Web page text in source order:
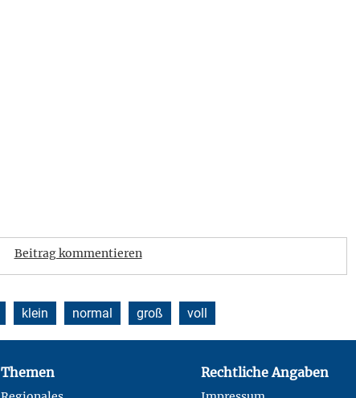
Beitrag kommentieren
klein normal groß voll
Themen Rechtliche Angaben